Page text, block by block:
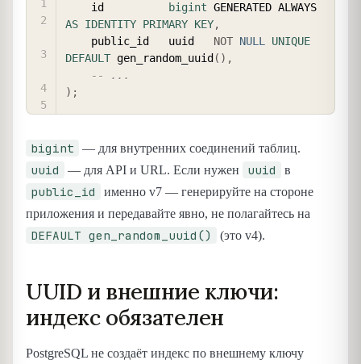
    id
bigint
AS IDENTITY PRIMARY KEY,
    public_id   uuid
NOT NULL UNIQUE
DEFAULT gen_random_uuid ( ) ,
-- ...
) ;
bigint — для внутренних соединений таблиц.
uuid — для API и URL. Если нужен uuid в
public_id
именно v7 — генерируйте на стороне
приложения и передавайте явно, не полагайтесь на
DEFAULT gen_random_uuid() (это v4).
UUID и внешние ключи:
индекс обязателен
PostgreSQL не создаёт индекс по внешнему ключу